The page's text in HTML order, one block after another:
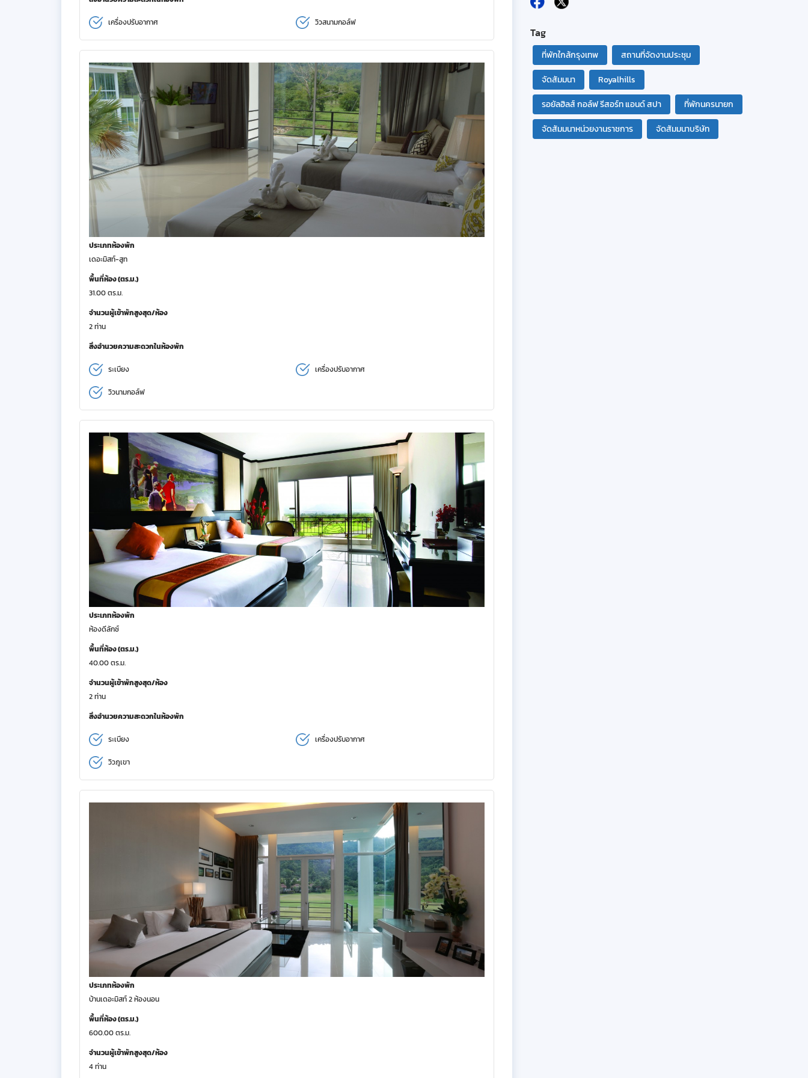
เครื่องปรับอากาศ วิวสนามกอล์ฟ
ประเภทห้องพัก
เดอะมิสท์-สูท
พื้นที่ห้อง (ตร.ม.)
31.00 ตร.ม.
จำนวนผู้เข้าพักสูงสุด/ห้อง
2 ท่าน
สิ่งอำนวยความสะดวกในห้องพัก
ระเบียง เครื่องปรับอากาศ
วิวนามกอล์ฟ
ประเภทห้องพัก
ห้องดีลักซ์
พื้นที่ห้อง (ตร.ม.)
40.00 ตร.ม.
จำนวนผู้เข้าพักสูงสุด/ห้อง
2 ท่าน
สิ่งอำนวยความสะดวกในห้องพัก
ระเบียง เครื่องปรับอากาศ
วิวภูเขา
ประเภทห้องพัก
บ้านเดอะมิสท์ 2 ห้องนอน
พื้นที่ห้อง (ตร.ม.)
600.00 ตร.ม.
จำนวนผู้เข้าพักสูงสุด/ห้อง
4 ท่าน
Tag
ที่พักใกล้กรุงเทพ
สถานที่จัดงานประชุม
จัดสัมมนา
Royalhills
รอยัลฮิลส์ กอล์ฟ รีสอร์ท แอนด์ สปา
ที่พักนครนายก
จัดสัมมนาหน่วยงานราชการ
จัดสัมมนาบริษัท